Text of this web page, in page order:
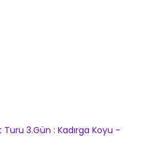
3.Gün : Kadırga Koyu -